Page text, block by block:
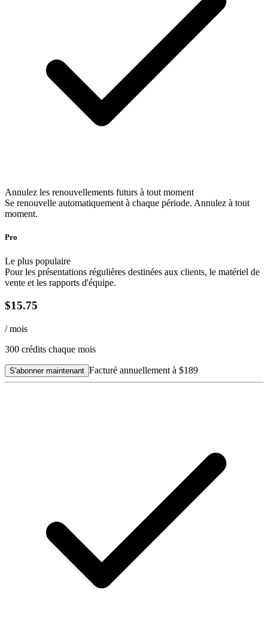
Annulez les renouvellements futurs à tout moment
Se renouvelle automatiquement à chaque période. Annulez à tout
moment.
Pro
Le plus populaire
Pour les présentations régulières destinées aux clients, le matériel de
vente et les rapports d'équipe.
$15.75
/ mois
300 crédits chaque mois
S'abonner maintenant Facturé annuellement à $189